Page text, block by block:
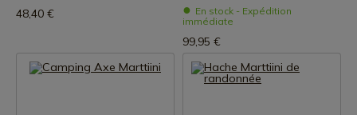
48,40 €
En stock - Expédition
immédiate
99,95 €